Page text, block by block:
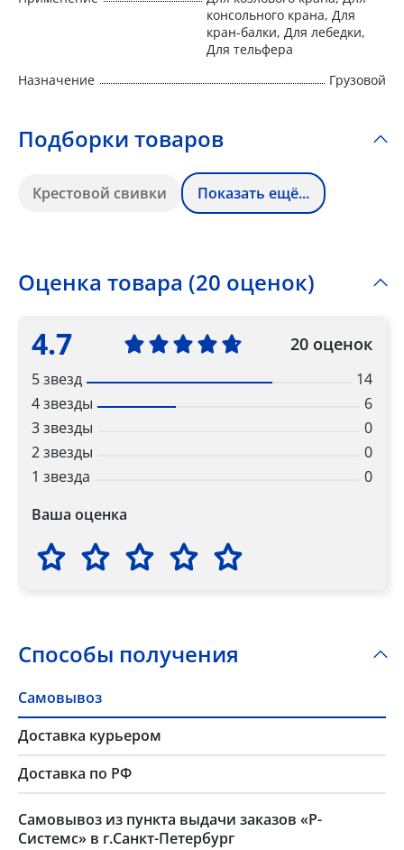
консольного крана, Для
кран-балки, Для лебедки,
Для тельфера
Назначение
Грузовой
Подборки товаров
Крестовой свивки Показать ещё...
Оценка товара (20 оценок)
4.7 20 оценок
5 звезд
14
4 звезды
6
3 звезды
0
2 звезды
0
1 звезда
0
Ваша оценка
Способы получения
Самовывоз
Доставка курьером
Доставка по РФ
Самовывоз из пункта выдачи заказов «Р-
Системс» в г.Санкт-Петербург